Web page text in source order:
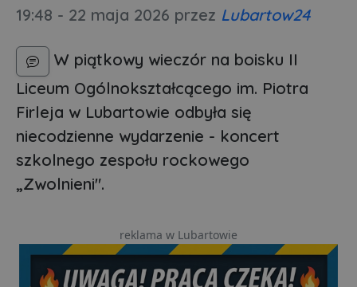
19:48 - 22 maja 2026 przez Lubartow24
W piątkowy wieczór na boisku II
Liceum Ogólnokształcącego im. Piotra
Firleja w Lubartowie odbyła się
niecodzienne wydarzenie - koncert
szkolnego zespołu rockowego
„Zwolnieni".
reklama w Lubartowie